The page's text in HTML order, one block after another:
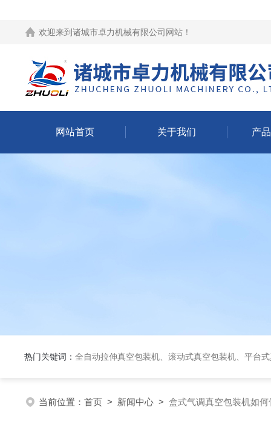
欢迎来到 诸城市卓力机械有限公司网站 ！
网站首页 关于我们 产
热门关键词： 全自动拉伸真空包装机、滚动式真空包装机、平台式真空包装机、大米定量
当前位置： 首页 > 新闻中心 > 盒式气调真空包装机如